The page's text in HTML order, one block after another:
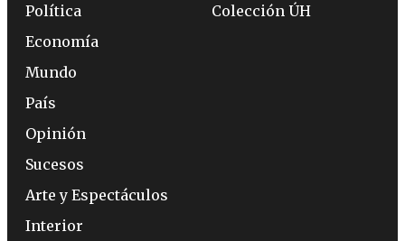
Política
Economía
Mundo
País
Opinión
Sucesos
Arte y Espectáculos
Interior
Colección ÚH